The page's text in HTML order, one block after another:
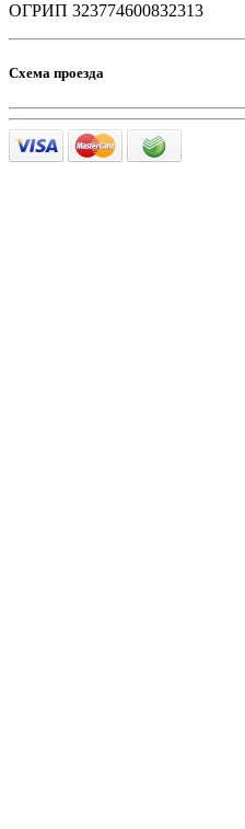
ОГРИП 323774600832313
Схема проезда